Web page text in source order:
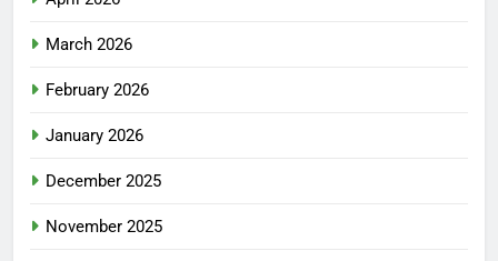
March 2026
February 2026
January 2026
December 2025
November 2025